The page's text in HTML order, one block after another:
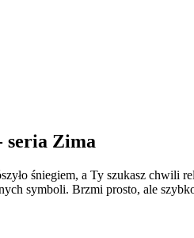
seria Zima
śniegiem, a Ty szukasz chwili
symboli. Brzmi prosto, ale